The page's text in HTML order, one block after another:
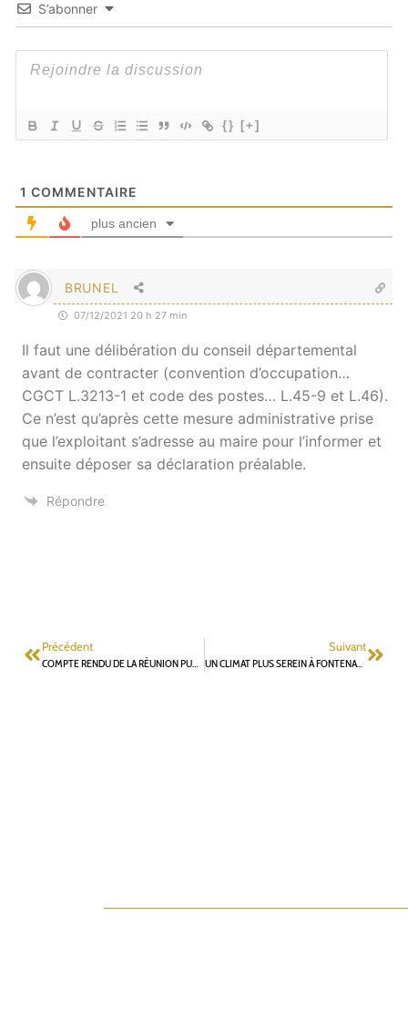
S’abonner
{} [+]
1 COMMENTAIRE
plus ancien
BRUNEL
07/12/2021 20 h 27 min
Il faut une délibération du conseil départemental
avant de contracter (convention d’occupation…
CGCT L.3213-1 et code des postes… L.45-9 et L.46).
Ce n’est qu’après cette mesure administrative prise
que l’exploitant s’adresse au maire pour l’informer et
ensuite déposer sa déclaration préalable.
Répondre
Précédent
COMPTE RENDU DE LA RÉUNION PUBLIQUE « ANTENNE RELAIS ORANGE » DU 1ER DÉCEMBRE
Suivant
UN CLIMAT PLUS SEREIN À FONTENAY-AUX-ROSES !